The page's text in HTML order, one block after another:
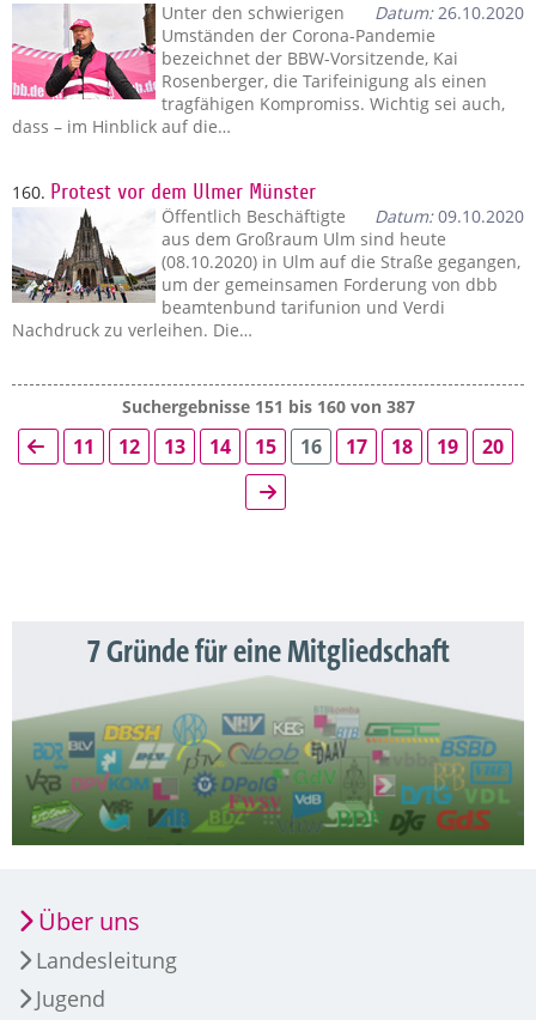
Datum:26.10.2020
Unter den schwierigen
Umständen der Corona-Pandemie
bezeichnet der BBW-Vorsitzende, Kai
Rosenberger, die Tarifeinigung als einen
tragfähigen Kompromiss. Wichtig sei auch,
dass – im Hinblick auf die…
160. Protest vor dem Ulmer Münster
Datum:09.10.2020
Öffentlich Beschäftigte
aus dem Großraum Ulm sind heute
(08.10.2020) in Ulm auf die Straße gegangen,
um der gemeinsamen Forderung von dbb
beamtenbund tarifunion und Verdi
Nachdruck zu verleihen. Die…
Suchergebnisse 151 bis 160 von 387
11 12 13 14 15 16 17 18 19 20
7 Gründe für eine Mitgliedschaft
Über uns
Landesleitung
Jugend